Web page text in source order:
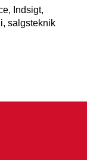
Indsigt,
salgsteknik